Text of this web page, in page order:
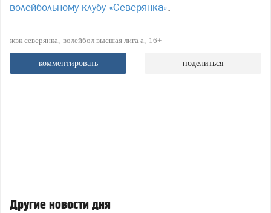
волейбольному клубу «Северянка»
жвк северянка волейбол высшая лига а 16+
комментировать поделиться
Другие новости дня